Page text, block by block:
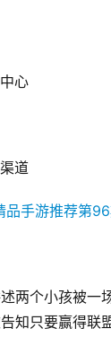
心
道
两个小孩被一
知只要赢得联